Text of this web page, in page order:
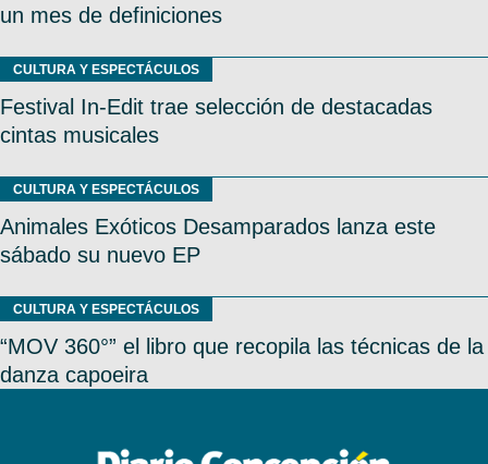
un mes de definiciones
CULTURA Y ESPECTÁCULOS
Festival In-Edit trae selección de destacadas
cintas musicales
CULTURA Y ESPECTÁCULOS
Animales Exóticos Desamparados lanza este
sábado su nuevo EP
CULTURA Y ESPECTÁCULOS
“MOV 360°” el libro que recopila las técnicas de la
danza capoeira